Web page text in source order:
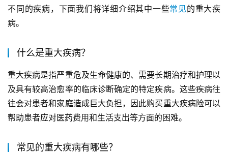
不同的疾病，下面我们将详细介绍其中一些常见的重大疾
病。
什么是重大疾病？
重大疾病是指严重危及生命健康的、需要长期治疗和护理以
及具有较高治愈率的临床诊断确定的特定疾病。这些疾病往
往会对患者和家庭造成巨大负担，因此购买重大疾病险可以
帮助患者应对医药费用和生活支出等方面的困难。
常见的重大疾病有哪些？